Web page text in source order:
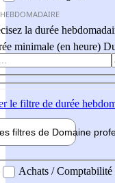
la durée
minimale (en heure)
le filtre de durée
filtres de Domaine pro
professionel
Achats / Comptabilité